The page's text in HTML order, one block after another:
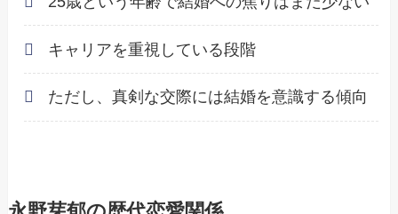
キャリアを重視している段階
ただし、真剣な交際には結婚を意識する傾向